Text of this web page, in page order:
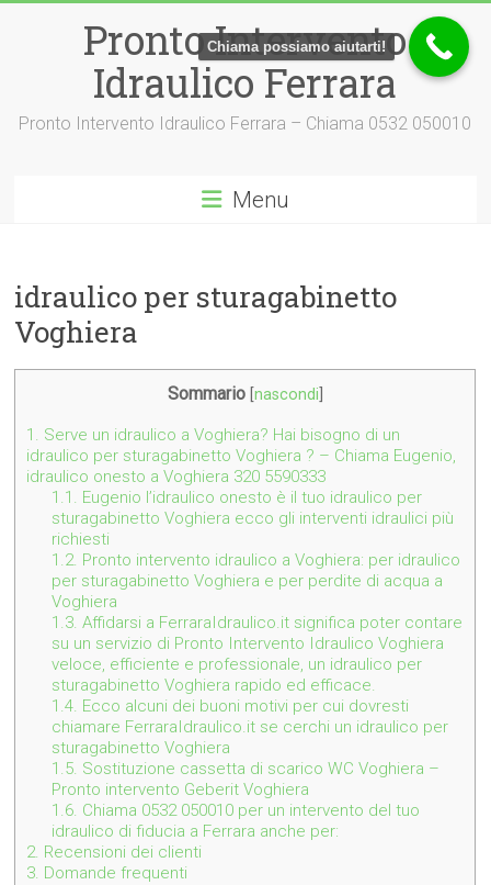
Pronto Intervento
Idraulico Ferrara
Pronto Intervento Idraulico Ferrara – Chiama 0532 050010
Menu
idraulico per sturagabinetto
Voghiera
Sommario nascondi
1. Serve un idraulico a Voghiera? Hai bisogno di un
idraulico per sturagabinetto Voghiera ? – Chiama Eugenio,
idraulico onesto a Voghiera 320 5590333
1.1. Eugenio l’idraulico onesto è il tuo idraulico per
sturagabinetto Voghiera ecco gli interventi idraulici più
richiesti
1.2. Pronto intervento idraulico a Voghiera: per idraulico
per sturagabinetto Voghiera e per perdite di acqua a
Voghiera
1.3. Affidarsi a FerraraIdraulico.it significa poter contare
su un servizio di Pronto Intervento Idraulico Voghiera
veloce, efficiente e professionale, un idraulico per
sturagabinetto Voghiera rapido ed efficace.
1.4. Ecco alcuni dei buoni motivi per cui dovresti
chiamare FerraraIdraulico.it se cerchi un idraulico per
sturagabinetto Voghiera
1.5. Sostituzione cassetta di scarico WC Voghiera –
Pronto intervento Geberit Voghiera
1.6. Chiama 0532 050010 per un intervento del tuo
idraulico di fiducia a Ferrara anche per:
2. Recensioni dei clienti
3. Domande frequenti
Chiama possiamo aiutarti!